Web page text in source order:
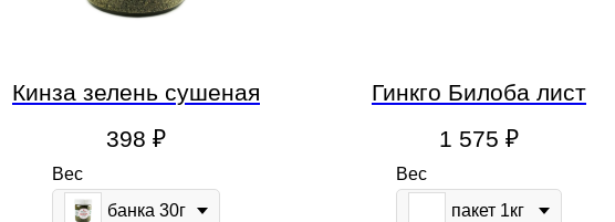
Кинза зелень сушеная
398 ₽
Вес
банка 30г
Гинкго Билоба лист
1 575 ₽
Вес
пакет 1кг